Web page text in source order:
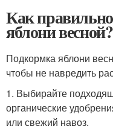
Как
яблони весной?
Подкормка яблони
чтобы не навредить
1. Выбирайте
органические
или свежий навоз.